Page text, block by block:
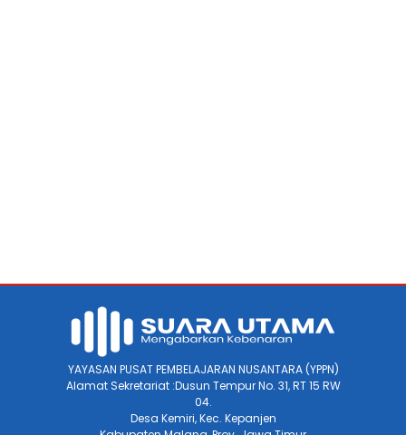
YAYASAN PUSAT PEMBELAJARAN NUSANTARA (YPPN)
Alamat Sekretariat :Dusun Tempur No. 31, RT 15 RW
04.
Desa Kemiri, Kec. Kepanjen